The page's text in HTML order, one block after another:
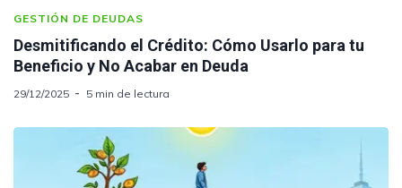
GESTIÓN DE DEUDAS
Desmitificando el Crédito: Cómo Usarlo para tu
Beneficio y No Acabar en Deuda
29/12/2025 5 min de lectura